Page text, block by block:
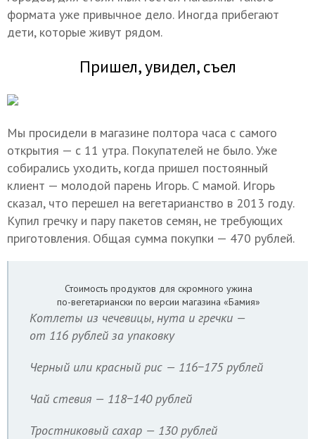
формата уже привычное дело. Иногда прибегают
дети, которые живут рядом.
Пришел, увидел, съел
Мы просидели в магазине полтора часа с самого
открытия — с 11 утра. Покупателей не было. Уже
собирались уходить, когда пришел постоянный
клиент — молодой парень Игорь. С мамой. Игорь
сказал, что перешел на вегетарианство в 2013 году.
Купил гречку и пару пакетов семян, не требующих
приготовления. Общая сумма покупки — 470 рублей.
Стоимость продуктов для скромного ужина
по-вегетариански по версии магазина «Бамия»
Котлеты из чечевицы, нута и гречки —
от 116 рублей за упаковку
Черный или красный рис — 116−175 рублей
Чай стевия — 118−140 рублей
Тростниковый сахар — 130 рублей